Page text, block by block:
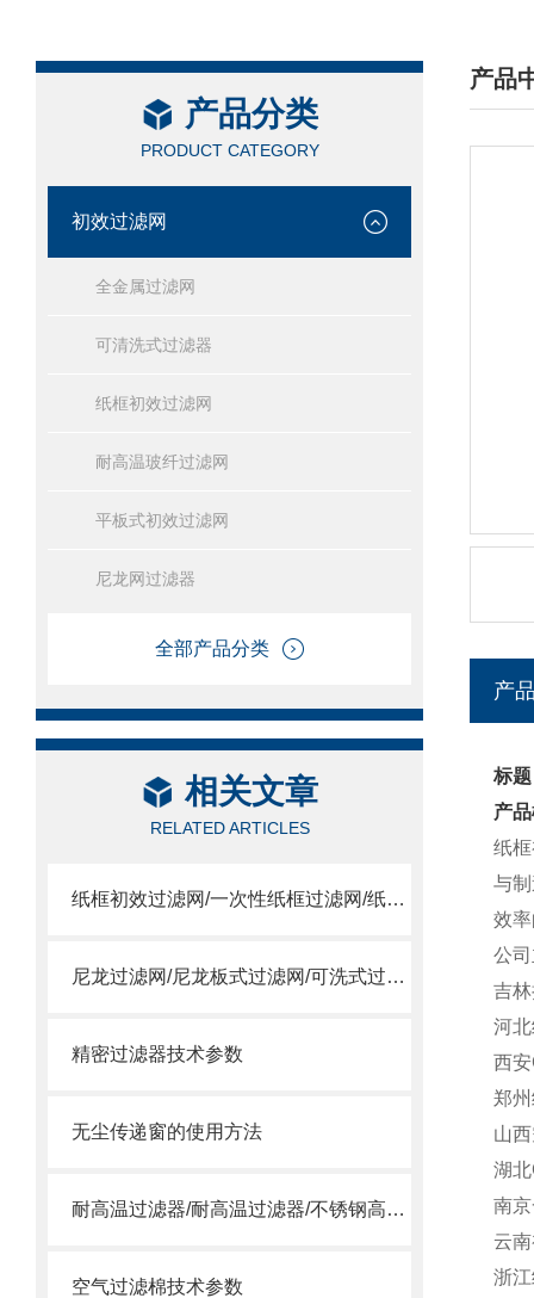
产品分类
PRODUCT CATEGORY
初效过滤网
全金属过滤网
可清洗式过滤器
纸框初效过滤网
耐高温玻纤过滤网
平板式初效过滤网
尼龙网过滤器
全部产品分类
相关文章
RELATED ARTICLES
纸框初效过滤网/一次性纸框过滤网/纸框过滤网
尼龙过滤网/尼龙板式过滤网/可洗式过滤网
精密过滤器技术参数
无尘传递窗的使用方法
耐高温过滤器/耐高温过滤器/不锈钢高温过滤器
空气过滤棉技术参数
产品
/
产
标
产
纸
与
效
公
吉
河
西
郑
山
湖
南
云
浙